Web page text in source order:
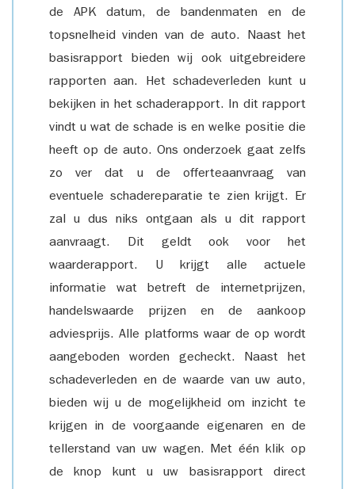
de APK datum, de bandenmaten en de
topsnelheid vinden van de auto. Naast het
basisrapport bieden wij ook uitgebreidere
rapporten aan. Het schadeverleden kunt u
bekijken in het schaderapport. In dit rapport
vindt u wat de schade is en welke positie die
heeft op de auto. Ons onderzoek gaat zelfs
zo ver dat u de offerteaanvraag van
eventuele schadereparatie te zien krijgt. Er
zal u dus niks ontgaan als u dit rapport
aanvraagt. Dit geldt ook voor het
waarderapport. U krijgt alle actuele
informatie wat betreft de internetprijzen,
handelswaarde prijzen en de aankoop
adviesprijs. Alle platforms waar de op wordt
aangeboden worden gecheckt. Naast het
schadeverleden en de waarde van uw auto,
bieden wij u de mogelijkheid om inzicht te
krijgen in de voorgaande eigenaren en de
tellerstand van uw wagen. Met één klik op
de knop kunt u uw basisrapport direct